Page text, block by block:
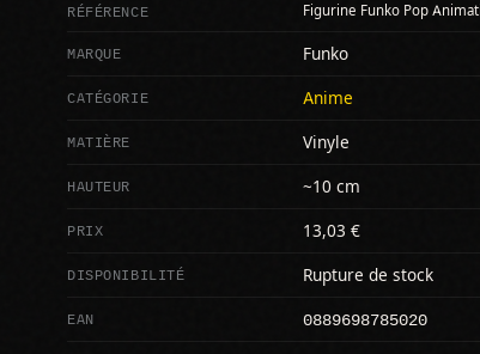
RÉFÉRENCE Figurine Funko Pop
MARQUE Funko
CATÉGORIE Anime
MATIÈRE Vinyle
HAUTEUR ~10 cm
PRIX 13,03 €
DISPONIBILITÉ Rupture de stock
EAN 0889698785020